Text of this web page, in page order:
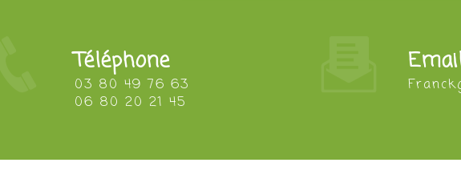
Téléphone
03 80 49 76 63
06 80 20 21 45